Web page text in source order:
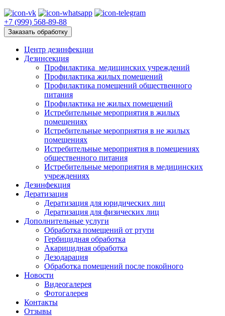
+7 (999) 568-89-88
Заказать обработку
Центр дезинфекции
Дезинсекция
Профилактика медицинских учреждений
Профилактика жилых помещений
Профилактика помещений общественного
питания
Профилактика не жилых помещений
Истребительные мероприятия в жилых
помещениях
Истребительные мероприятия в не жилых
помещениях
Истребительные мероприятия в помещениях
общественного питания
Истребительные мероприятия в медицинских
учреждениях
Дезинфекция
Дератизация
Дератизация для юридических лиц
Дератизация для физических лиц
Дополнительные услуги
Обработка помещений от ртути
Гербицидная обработка
Акарицидная обработка
Дезодарация
Обработка помещений после покойного
Новости
Видеогалерея
Фотогалерея
Контакты
Отзывы